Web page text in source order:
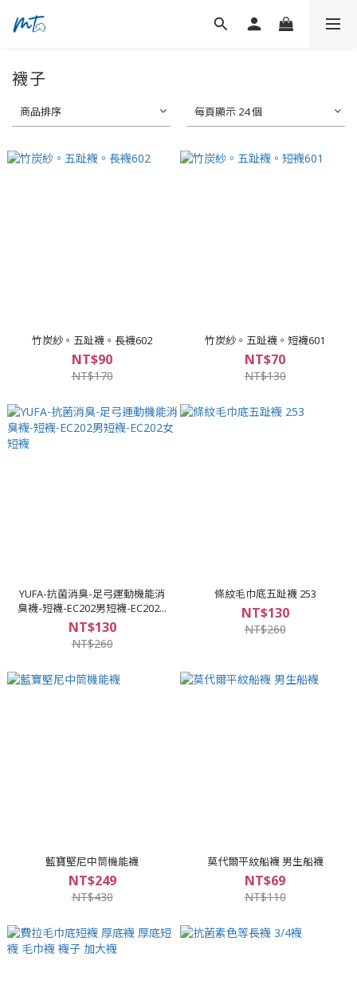
襪子
商品排序 每頁顯示 24 個
竹炭紗。五趾襪。長襪602
NT$90
NT$170
竹炭紗。五趾襪。短襪601
NT$70
NT$130
YUFA-抗菌消臭-足弓運動機能消
臭襪-短襪-EC202男短襪-EC202...
NT$130
NT$260
條紋毛巾底五趾襪 253
NT$130
NT$260
藍寶堅尼中筒機能襪
NT$249
NT$430
莫代爾平紋船襪 男生船襪
NT$69
NT$110